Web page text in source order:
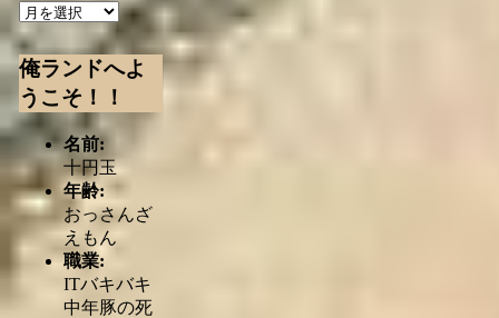
俺ランドへよ
うこそ！！
名前:
十円玉
年齢:
おっさんざ
えもん
職業:
ITバキバキ
中年豚の死